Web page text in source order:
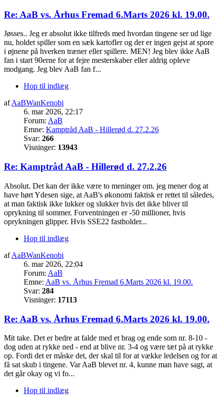
Re: AaB vs. Århus Fremad 6.Marts 2026 kl. 19.00.
Jøsses.. Jeg er absolut ikke tilfreds med hvordan tingene ser ud lige
nu, holdet spiller som en sæk kartofler og der er ingen gejst at spore
i øjnene på hverken træner eller spillere. MEN! Jeg blev ikke AaB
fan i start 90erne for at fejre mesterskaber eller aldrig opleve
modgang. Jeg blev AaB fan f...
Hop til indlæg
afAaBWanKenobi
6. mar 2026, 22:17
Forum: AaB
Emne: Kamptråd AaB - Hillerød d. 27.2.26
Svar: 266
Visninger: 13943
Re: Kamptråd AaB - Hillerød d. 27.2.26
Absolut. Det kan der ikke være to meninger om. jeg mener dog at
have hørt Ydesen sige, at AaB's økonomi faktisk er rettet til således,
at man faktisk ikke lukker og slukker hvis det ikke bliver til
oprykning til sommer. Forventningen er -50 millioner, hvis
oprykningen glipper. Hvis SSE22 fastholder...
Hop til indlæg
afAaBWanKenobi
6. mar 2026, 22:04
Forum: AaB
Emne: AaB vs. Århus Fremad 6.Marts 2026 kl. 19.00.
Svar: 284
Visninger: 17113
Re: AaB vs. Århus Fremad 6.Marts 2026 kl. 19.00.
Mit take. Det er bedre at falde med et brag og ende som nr. 8-10 -
dog uden at rykke ned - end at blive nr. 3-4 og være tæt på at rykke
op. Fordi det er måske det, der skal til for at vække ledelsen og for at
få sat skub i tingene. Var AaB blevet nr. 4, kunne man have sagt, at
det går okay og vi fo...
Hop til indlæg